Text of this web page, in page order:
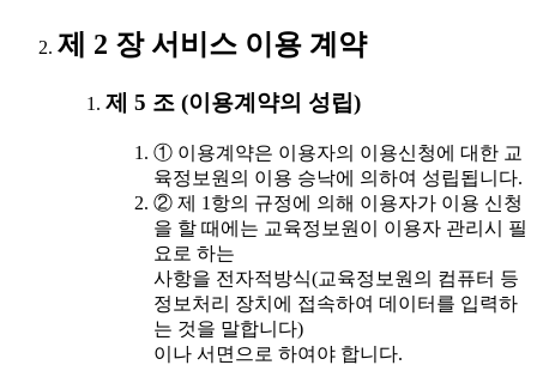
제 2 장 서비스 이용 계약
제 5 조 (이용계약의 성립)
① 이용계약은 이용자의 이용신청에 대한 교
육정보원의 이용 승낙에 의하여 성립됩니다.
② 제 1항의 규정에 의해 이용자가 이용 신청
을 할 때에는 교육정보원이 이용자 관리시 필
요로 하는
사항을 전자적방식(교육정보원의 컴퓨터 등
정보처리 장치에 접속하여 데이터를 입력하
는 것을 말합니다)
이나 서면으로 하여야 합니다.